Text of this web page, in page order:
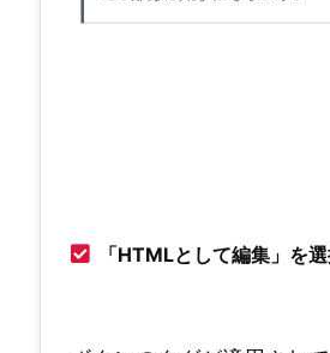
「HTMLとして編集」を